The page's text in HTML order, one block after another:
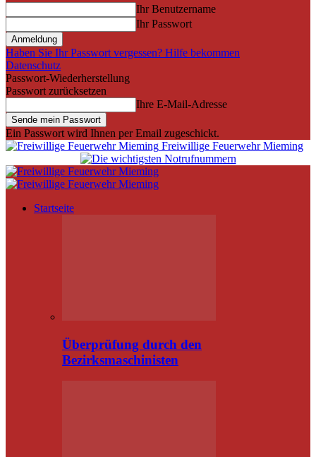
Ihr Benutzername
Ihr Passwort
Haben Sie Ihr Passwort vergessen? Hilfe bekommen
Datenschutz
Passwort-Wiederherstellung
Passwort zurücksetzen
Ihre E-Mail-Adresse
Ein Passwort wird Ihnen per Email zugeschickt.
Freiwillige Feuerwehr Mieming
Startseite
Überprüfung durch den
Bezirksmaschinisten